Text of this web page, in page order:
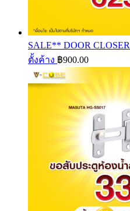
SALE** DOOR
ตั้งค้าง ฿900.00